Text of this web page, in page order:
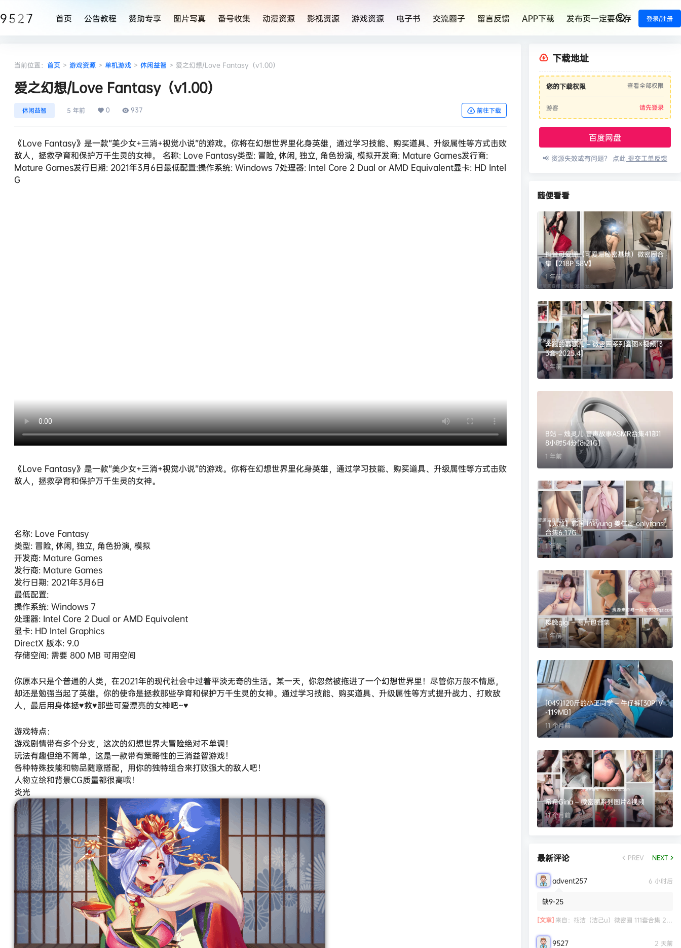
9527 登录/注册
首页 公告教程 赞助专享 图片写真 番号收集 动漫资源 影视资源 游戏资源 电子书 交流圈子 留言反馈 APP下载 发布页一定要保存
当前位置： 首页 > 游戏资源 > 单机游戏 > 休闲益智 > 爱之幻想/Love Fantasy（v1.00）
爱之幻想/Love Fantasy（v1.00）
休闲益智 5 年前 0 937 前往下载
《Love Fantasy》是一款“美少女+三消+视觉小说”的游戏。你将在幻想世界里化身英雄，通过学习技能、购买道具、升级属性等方式击败
敌人，拯救孕育和保护万千生灵的女神。 名称: Love Fantasy类型: 冒险, 休闲, 独立, 角色扮演, 模拟开发商: Mature Games发行商:
Mature Games发行日期: 2021年3月6日最低配置:操作系统: Windows 7处理器: Intel Core 2 Dual or AMD Equivalent显卡: HD Intel
G
《Love Fantasy》是一款“美少女+三消+视觉小说”的游戏。你将在幻想世界里化身英雄，通过学习技能、购买道具、升级属性等方式击败
敌人，拯救孕育和保护万千生灵的女神。
名称: Love Fantasy
类型: 冒险, 休闲, 独立, 角色扮演, 模拟
开发商: Mature Games
发行商: Mature Games
发行日期: 2021年3月6日
最低配置:
操作系统: Windows 7
处理器: Intel Core 2 Dual or AMD Equivalent
显卡: HD Intel Graphics
DirectX 版本: 9.0
存储空间: 需要 800 MB 可用空间
你原本只是个普通的人类，在2021年的现代社会中过着平淡无奇的生活。某一天，你忽然被拖进了一个幻想世界里！尽管你万般不情愿，
却还是勉强当起了英雄。你的使命是拯救那些孕育和保护万千生灵的女神。通过学习技能、购买道具、升级属性等方式提升战力、打败敌
人，最后用身体拯♥救♥那些可爱漂亮的女神吧~♥
游戏特点：
游戏剧情带有多个分支，这次的幻想世界大冒险绝对不单调！
玩法有趣但绝不简单，这是一款带有策略性的三消益智游戏！
各种特殊技能和物品随意搭配，用你的独特组合来打败强大的敌人吧！
人物立绘和背景CG质量都很高哦！
炎光
下载地址
您的下载权限 查看全部权限
游客 请先登录
百度网盘
📢 资源失效或有问题？ 点此 提交工单反馈
随便看看
抖音可爱珊（可爱珊秘密基地）微密圈合
集【218P 58V】
1 年前
奔跑的晶骡儿 – 微密圈系列套图&视频[3
3套-2025.4]
1 年前
B站 – 烛灵儿 音声故事ASMR合集41部1
8小时54分[8.21G]
1 年前
【无敌】韩国 inkyung 姜仁卿 onlyfans
合集6.17G
1 年前
樱晚gigi – 图片包合集
1 年前
[049]120斤的小王同学 – 牛仔裤[30P1V
-119MB]
11 个月前
希希Gina – 微密圈系列图片&视频
11 个月前
最新评论 PREV NEXT
advent257 6 小时后
缺9-25
[文章] 来自： 筱洁（洁己u）微密圈 111套合集 20.3G
9527 2 天前